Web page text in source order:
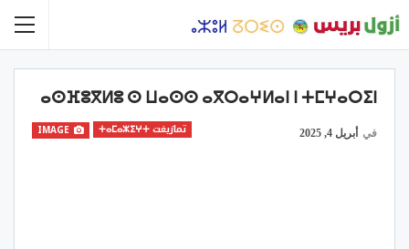
ⴰⵙⴼⵓⴳⵍⵓ ⵙ ⵡⴰⵙⵙ ⴰⴳⵔⴰⵖⵍⴰⵏ ⵏ ⵜⵎⵖⴰⵔⵉⵏ
تمازيغت ⵜⴰⵎⴰⵣⵉⵖⵜ في أبريل 4, 2025